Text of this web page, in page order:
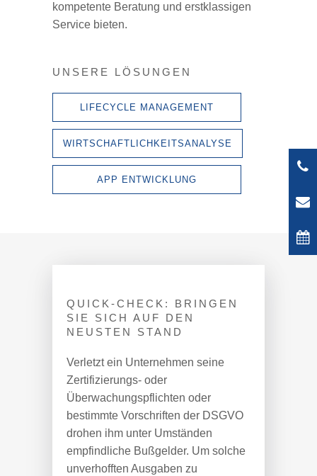
kompetente Beratung und erstklassigen
Service bieten.
UNSERE LÖSUNGEN
LIFECYCLE MANAGEMENT
WIRTSCHAFTLICHKEITSANALYSE
APP ENTWICKLUNG
QUICK-CHECK: BRINGEN
SIE SICH AUF DEN
NEUSTEN STAND
Verletzt ein Unternehmen seine
Zertifizierungs- oder
Überwachungspflichten oder
bestimmte Vorschriften der DSGVO
drohen ihm unter Umständen
empfindliche Bußgelder. Um solche
unverhofften Ausgaben zu